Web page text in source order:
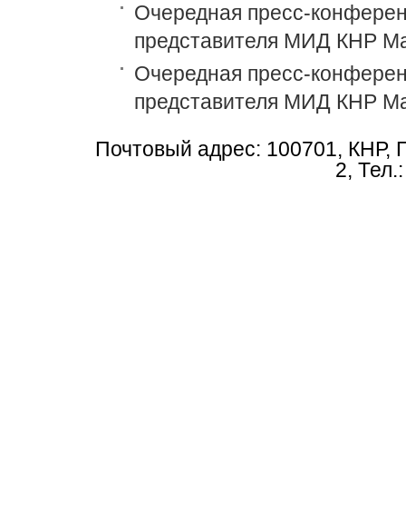
Очередная пресс-
представителя МИД КНР
Очередная пресс-
представителя МИД КНР
Почтовый адрес: 100701, КНР,
2,